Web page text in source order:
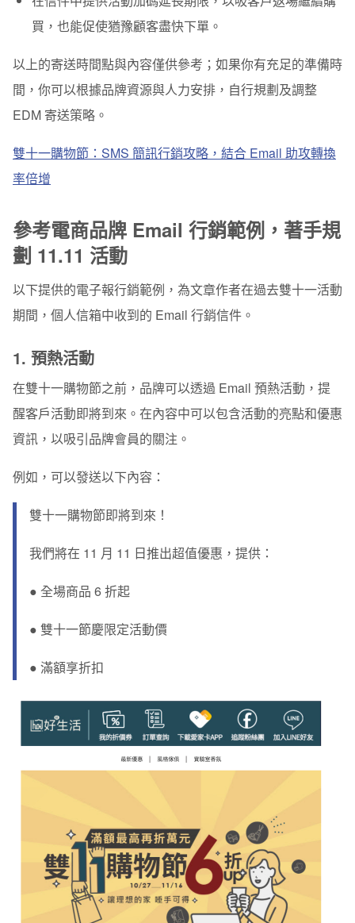
買，也能促使猶豫顧客盡快下單。
以上的寄送時間點與內容僅供參考；如果你有充足的準備時
間，你可以根據品牌資源與人力安排，自行規劃及調整
EDM 寄送策略。
雙十一購物節：SMS 簡訊行銷攻略，結合 Email 助攻轉換
率倍增
參考電商品牌 Email 行銷範例，著手規
劃 11.11 活動
以下提供的電子報行銷範例，為文章作者在過去雙十一活動
期間，個人信箱中收到的 Email 行銷信件。
1. 預熱活動
在雙十一購物節之前，品牌可以透過 Email 預熱活動， 提
醒客戶活動即將到來 。在內容中可以包含活動的亮點和優惠
資訊，以吸引品牌會員的關注。
例如，可以發送以下內容：
雙十一購物節即將到來！
我們將在 11 月 11 日推出超值優惠，提供：
● 全場商品 6 折起
● 雙十一節慶限定活動價
● 滿額享折扣